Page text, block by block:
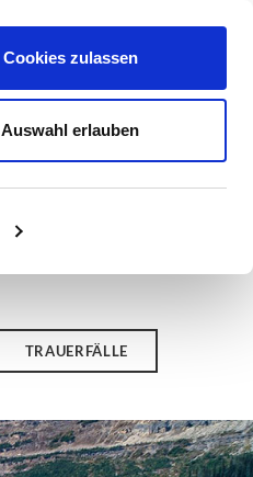
Cookies zulassen
Auswahl erlauben
TRAUERFÄLLE